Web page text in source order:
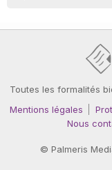
Toutes les formalités
Mentions légales
Nous
© Palmeris